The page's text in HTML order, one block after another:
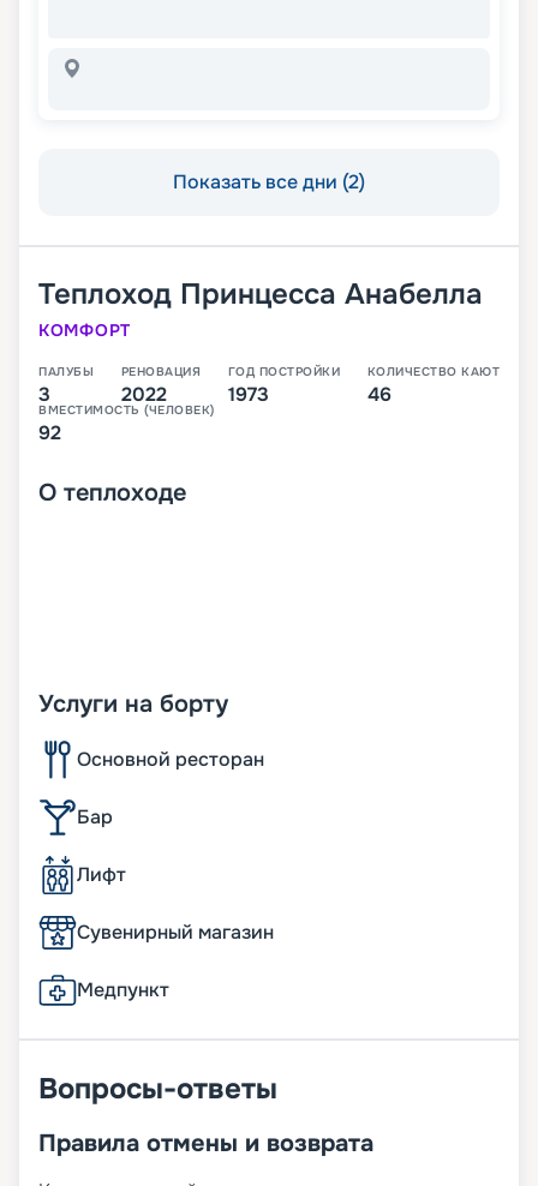
Показать все дни (2)
Теплоход Принцесса Анабелла
КОМФОРТ
ПАЛУБЫ
3
РЕНОВАЦИЯ
2022
ГОД ПОСТРОЙКИ
1973
КОЛИЧЕСТВО КАЮТ
46
ВМЕСТИМОСТЬ (ЧЕЛОВЕК)
92
О теплоходе
Услуги на борту
Основной ресторан
Бар
Лифт
Сувенирный магазин
Медпункт
Вопросы-ответы
Правила отмены и возврата